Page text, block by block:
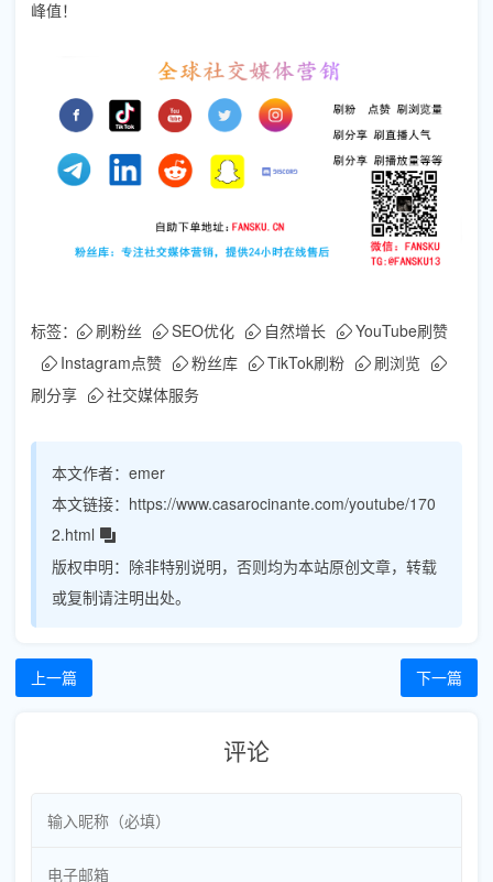
峰值！
标签： 刷粉丝 SEO优化 自然增长
YouTube刷赞
Instagram点赞
粉丝库 TikTok刷粉
刷浏览
刷分享
社交媒体服务
本文作者： emer
本文链接： https://www.casarocinante.com/youtube/170
2.html
版权申明： 除非特别说明，否则均为本站原创文章，转载
或复制请注明出处。
上一篇 下一篇
评论